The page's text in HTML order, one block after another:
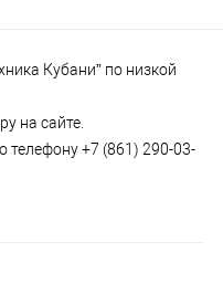
Кубани” по низкой
на сайте.
телефону +7 (861) 290-03-